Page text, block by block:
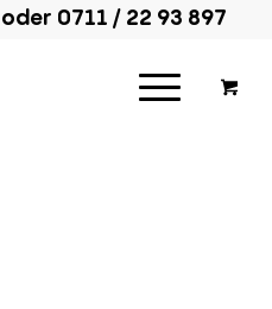
oder 0711 / 22 93 897